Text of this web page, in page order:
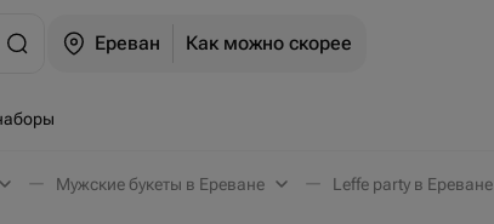
Ереван Как можно скорее
Мужские букеты в Ереване Leffe party в Ереване